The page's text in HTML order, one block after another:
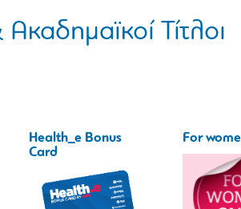
Τίτλοι
Health_e Bonus
Card
For